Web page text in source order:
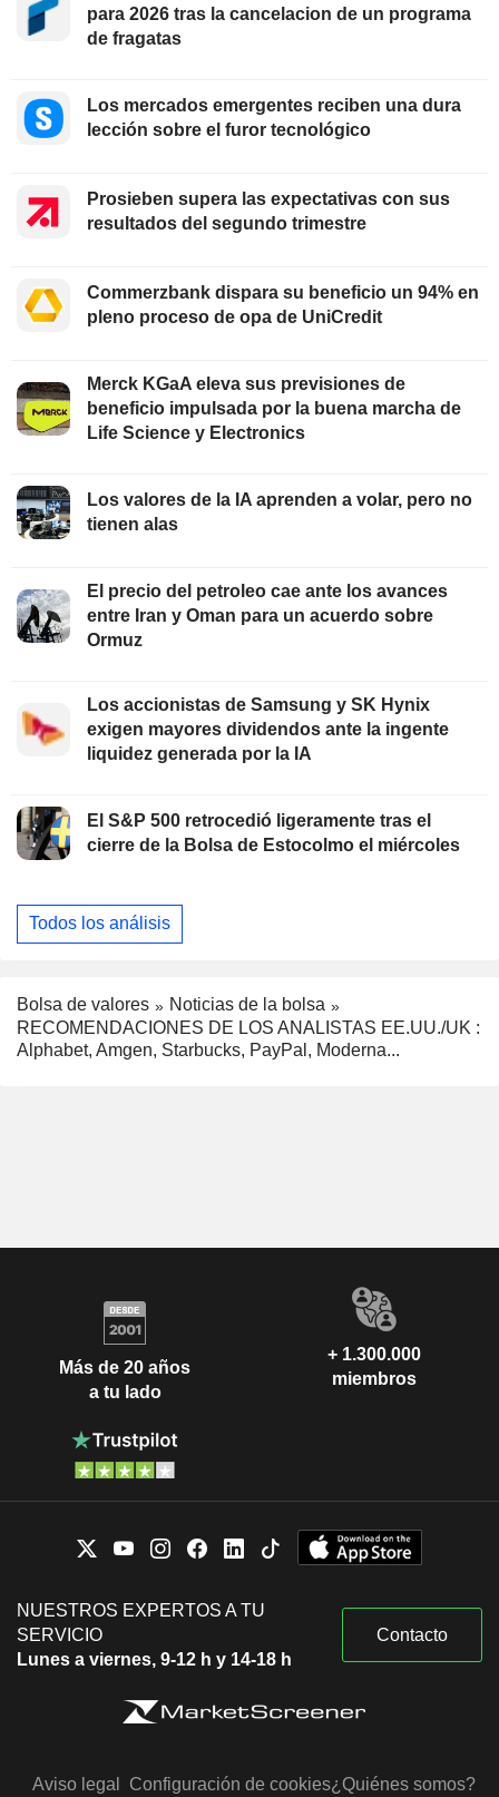
para 2026 tras la cancelacion de un programa
de fragatas
Los mercados emergentes reciben una dura
lección sobre el furor tecnológico
Prosieben supera las expectativas con sus
resultados del segundo trimestre
Commerzbank dispara su beneficio un 94% en
pleno proceso de opa de UniCredit
Merck KGaA eleva sus previsiones de
beneficio impulsada por la buena marcha de
Life Science y Electronics
Los valores de la IA aprenden a volar, pero no
tienen alas
El precio del petroleo cae ante los avances
entre Iran y Oman para un acuerdo sobre
Ormuz
Los accionistas de Samsung y SK Hynix
exigen mayores dividendos ante la ingente
liquidez generada por la IA
El S&P 500 retrocedió ligeramente tras el
cierre de la Bolsa de Estocolmo el miércoles
Todos los análisis
Bolsa de valores
Noticias de la bolsa
RECOMENDACIONES DE LOS ANALISTAS EE.UU./UK :
Alphabet, Amgen, Starbucks, PayPal, Moderna...
Más de 20 años
a tu lado
+ 1.300.000
miembros
NUESTROS EXPERTOS A TU
SERVICIO
Lunes a viernes, 9-12 h y 14-18 h
Contacto
Aviso legal Configuración de cookies¿Quiénes somos?